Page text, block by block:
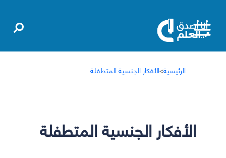
الرئيسية>الأفكار الجنسية المتطفلة
الأفكار الجنسية المتطفلة